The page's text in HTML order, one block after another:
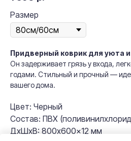
Размер
Придверный коврик для уюта
Он задерживает грязь у входа,
годами. Стильный и прочный —
вашего дома.
Цвет: Черный
Состав: ПВХ
ДxШxВ: 800x600x12 мм